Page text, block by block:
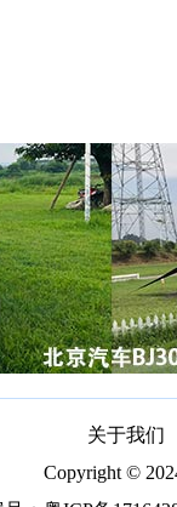
关于我们
Copyright ©